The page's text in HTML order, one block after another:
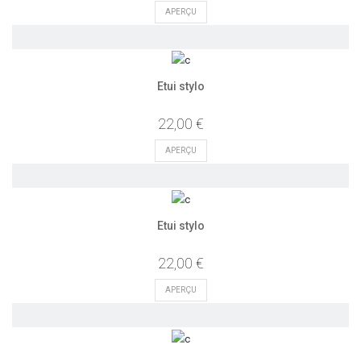
APERÇU
Etui stylo
22,00 €
APERÇU
Etui stylo
22,00 €
APERÇU